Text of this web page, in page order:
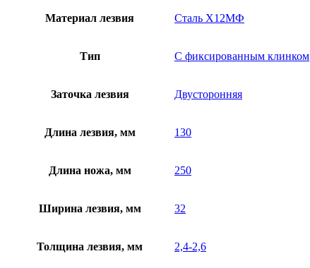
Материал лезвия Сталь Х12МФ
Тип С фиксированным клинком
Заточка лезвия Двусторонняя
Длина лезвия, мм 130
Длина ножа, мм 250
Ширина лезвия, мм 32
Толщина лезвия, мм 2,4-2,6